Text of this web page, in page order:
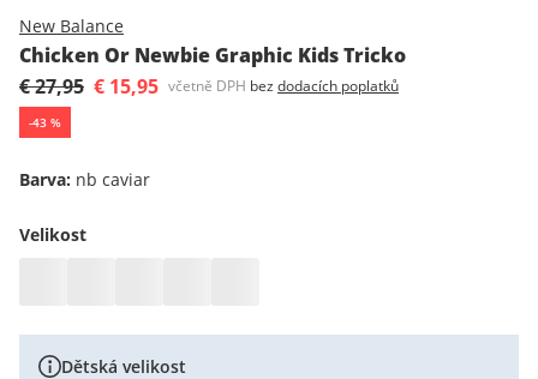
New Balance
Chicken Or Newbie Graphic Kids Tricko
€ 27,95 € 15,95 včetně DPH bez dodacích poplatků
-43 %
Barva: nb caviar
Velikost
Dětská velikost